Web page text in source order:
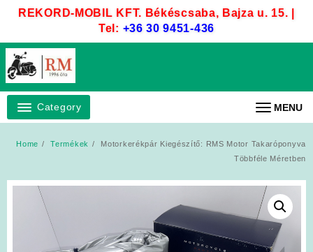
REKORD-MOBIL KFT. Békéscsaba, Bajza u. 15. |
Tel: +36 30 9451-436
Category MENU
Home Termékek
Motorkerékpár Kiegészítő: RMS Motor Takaróponyva
Többféle Méretben